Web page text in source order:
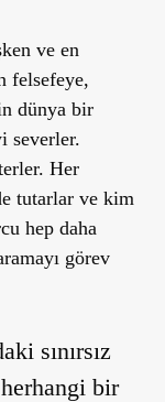
ve en
felsefeye,
dünya bir
severler.
Her
tutarlar ve kim
hep daha
görev
sınırsız
bir